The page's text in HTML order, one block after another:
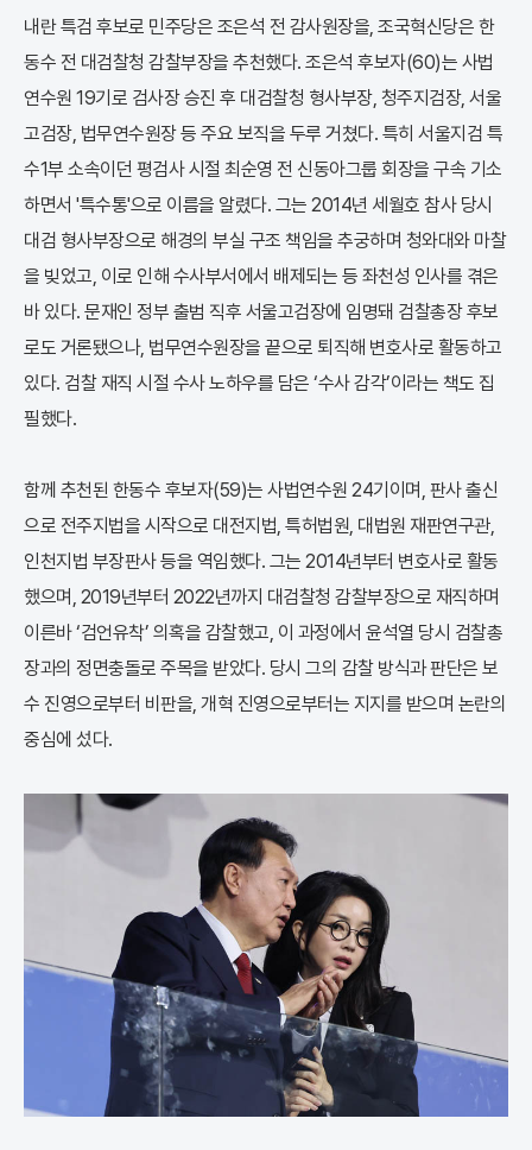
내란 특검 후보로 민주당은 조은석 전 감사원장을, 조국혁신당은 한
동수 전 대검찰청 감찰부장을 추천했다. 조은석 후보자(60)는 사법
연수원 19기로 검사장 승진 후 대검찰청 형사부장, 청주지검장, 서울
고검장, 법무연수원장 등 주요 보직을 두루 거쳤다. 특히 서울지검 특
수1부 소속이던 평검사 시절 최순영 전 신동아그룹 회장을 구속 기소
하면서 '특수통'으로 이름을 알렸다. 그는 2014년 세월호 참사 당시
대검 형사부장으로 해경의 부실 구조 책임을 추궁하며 청와대와 마찰
을 빚었고, 이로 인해 수사부서에서 배제되는 등 좌천성 인사를 겪은
바 있다. 문재인 정부 출범 직후 서울고검장에 임명돼 검찰총장 후보
로도 거론됐으나, 법무연수원장을 끝으로 퇴직해 변호사로 활동하고
있다. 검찰 재직 시절 수사 노하우를 담은 ‘수사 감각’이라는 책도 집
필했다.
함께 추천된 한동수 후보자(59)는 사법연수원 24기이며, 판사 출신
으로 전주지법을 시작으로 대전지법, 특허법원, 대법원 재판연구관,
인천지법 부장판사 등을 역임했다. 그는 2014년부터 변호사로 활동
했으며, 2019년부터 2022년까지 대검찰청 감찰부장으로 재직하며
이른바 ‘검언유착’ 의혹을 감찰했고, 이 과정에서 윤석열 당시 검찰총
장과의 정면충돌로 주목을 받았다. 당시 그의 감찰 방식과 판단은 보
수 진영으로부터 비판을, 개혁 진영으로부터는 지지를 받으며 논란의
중심에 섰다.